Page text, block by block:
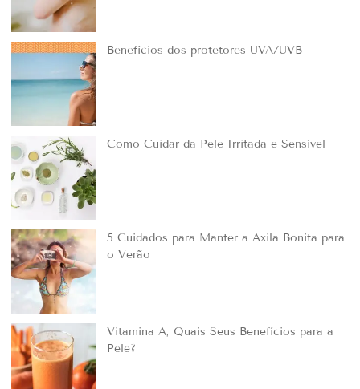
Benefícios dos protetores UVA/UVB
Como Cuidar da Pele Irritada e Sensível
5 Cuidados para Manter a Axila Bonita para
o Verão
Vitamina A, Quais Seus Benefícios para a
Pele?